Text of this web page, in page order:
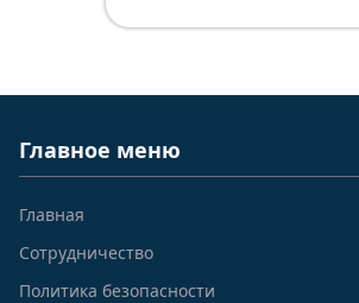
Главное меню
Главная
Сотрудничество
Политика безопасности